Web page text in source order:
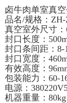
卤牛肉单室真
品名/规格：ZH-
真空室外尺寸：
封口长度：
封口条间距：8-
封口宽度：
有效高度：
包装能力：60-
电源：
机器重量：80kg